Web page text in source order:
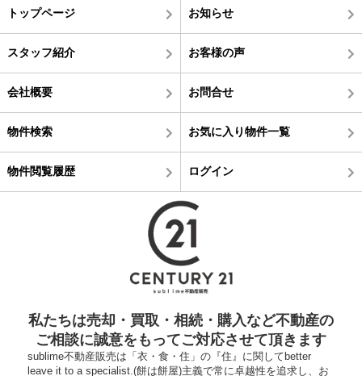
トップページ お知らせ
スタッフ紹介 お客様の声
会社概要 お問合せ
物件検索 お気に入り物件一覧
物件閲覧履歴 ログイン
私たちは売却・買取・相続・購入など不動産の
ご相談に誠意をもってご対応させて頂きます
sublime不動産販売は「衣・食・住」の『住』に関してbetter
leave it to a specialist.(餅は餅屋)主義で常に卓越性を追求し、お